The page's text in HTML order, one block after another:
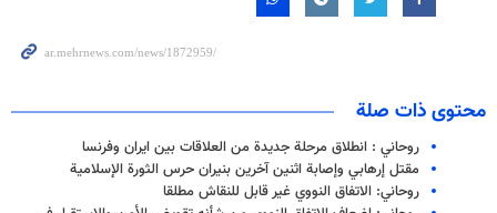
محتوى ذات صلة
روحاني : انطلاق مرحلة جديدة من العلاقات بين ايران وفرنسا
مقتل إرهابي وإصابة اثنين آخرين بنيران حرس الثورة الإسلامية
روحاني: الاتفاق النووي غير قابل للنقاش مطلقا